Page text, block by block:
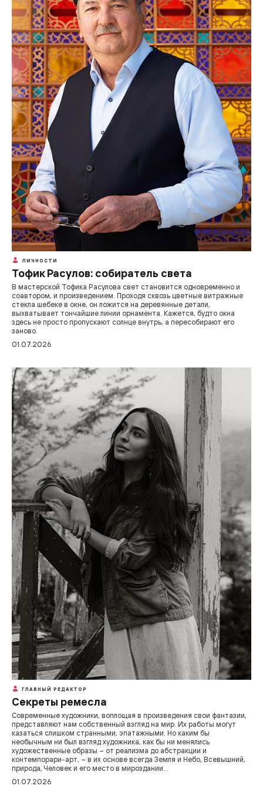
ЛИЧНОСТИ
Тофик Расулов: собиратель света
В мастерской Тофика Расулова свет становится одновременно и
соавтором, и произведением. Проходя сквозь цветные витражные
стекла шебеке в окне, он ложится на деревянные детали,
выхватывает тончайшие линии орнамента. Кажется, будто окна
здесь не просто пропускают солнце внутрь, а пересобирают его
заново.
01.07.2026
ГЛАВНЫЙ РЕДАКТОР
Секреты ремесла
Современные художники, воплощая в произведения свои фантазии,
представляют нам собственный взгляд на мир. Их работы могут
казаться слишком странными, эпатажными. Но каким бы
необычным ни был взгляд художника, как бы ни менялись
художественные образы – от реализма до абстракции и
контемпорари-арт, – в их основе всегда Земля и Небо, Всевышний,
природа, Человек и его место в мироздании…
01.07.2026